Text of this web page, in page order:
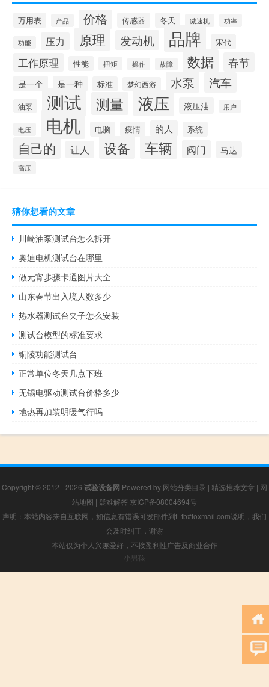
万用表 产品 价格 传感器 冬天 减速机 功率
功能 压力 原理 发动机 品牌 宋代
工作原理 性能 扭矩 操作 故障 数据 春节
是一个 是一种 标准 梦幻西游 水泵 汽车
油泵 测试 测量 液压 液压油 用户
电压 电机 电脑 疫情 的人 系统
自己的 让人 设备 车辆 阀门 马达
高压
猜你想看的文章
川崎油泵测试台怎么拆开
奥迪电机测试台在哪里
做元宵步骤卡通图片大全
山东春节出入境人数多少
热水器测试台夹子怎么安装
测试台模型的标准要求
铜陵功能测试台
正常单位冬天几点下班
无锡电驱动测试台价格多少
地热再加装明暖气行吗
Copyright © 2012 - 2026 试验设备网 Powered by 网站分类目录 | 精选推荐文章 | 网
站地图 | 疑难解答 京ICP备08004694号
声明：本站内容来自互联网，如信息有错误可发邮件到f_fb#foxmail.com说明，我们
会及时纠正，谢谢
本站仅为个人兴趣爱好，不接盈利性广告及商业合作
小男孩